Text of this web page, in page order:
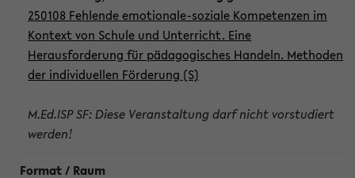
250108 Fehlende emotionale-soziale Kompetenzen im
Kontext von Schule und Unterricht. Eine
Herausforderung für pädagogisches Handeln. Methoden
der individuellen Förderung (S)
M.Ed.ISP SF: Diese Veranstaltung darf nicht vorstudiert
werden!